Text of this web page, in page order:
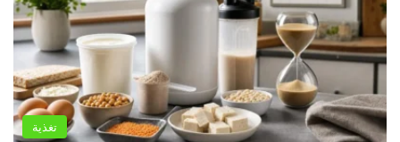
تغذية